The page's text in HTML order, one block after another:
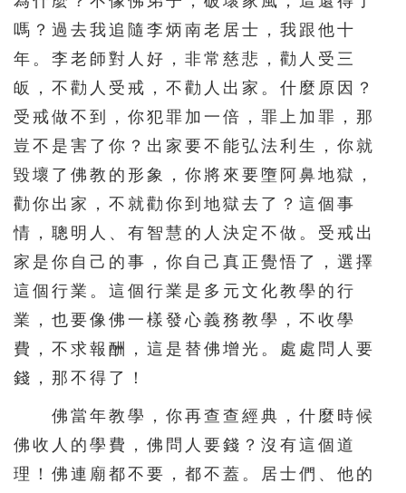
嗎？過去我追隨李炳南老居士，我跟他十
年。李老師對人好，非常慈悲，勸人受三
皈，不勸人受戒，不勸人出家。什麼原因？
受戒做不到，你犯罪加一倍，罪上加罪，那
豈不是害了你？出家要不能弘法利生，你就
毀壞了佛教的形象，你將來要墮阿鼻地獄，
勸你出家，不就勸你到地獄去了？這個事
情，聰明人、有智慧的人決定不做。受戒出
家是你自己的事，你自己真正覺悟了，選擇
這個行業。這個行業是多元文化教學的行
業，也要像佛一樣發心義務教學，不收學
費，不求報酬，這是替佛增光。處處問人要
錢，那不得了！
佛當年教學，你再查查經典，什麼時候
佛收人的學費，佛問人要錢？沒有這個道
理！佛連廟都不要，都不蓋。居士們、他的